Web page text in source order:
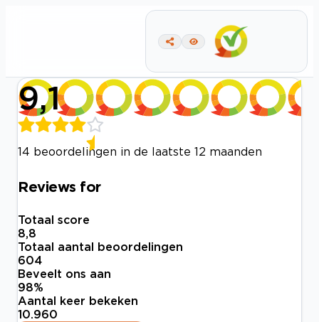
9,1
14 beoordelingen in de laatste 12 maanden
Reviews for
Totaal score
8,8
Totaal aantal beoordelingen
604
Beveelt ons aan
98%
Aantal keer bekeken
10.960